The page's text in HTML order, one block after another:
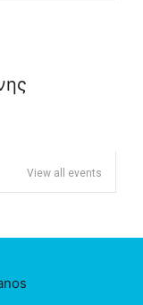
View all events